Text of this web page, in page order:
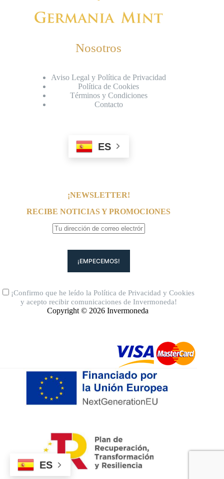
Nosotros
Aviso Legal y Política de Privacidad
Política de Cookies
Términos y Condiciones
Contacto
ES
¡NEWSLETTER!
RECIBE NOTICIAS Y PROMOCIONES
¡Confirmo que he leído laPolítica de Privacidad yCookies
y acepto recibir comunicaciones de Invermoneda!
Copyright © 2026 Invermoneda
ES